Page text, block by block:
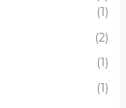
(1)
(2)
(1)
(1)